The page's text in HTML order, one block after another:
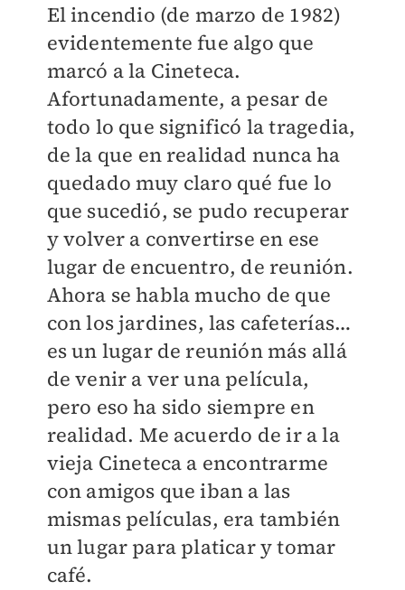
El incendio (de marzo de 1982)
evidentemente fue algo que
marcó a la Cineteca.
Afortunadamente, a pesar de
todo lo que significó la tragedia,
de la que en realidad nunca ha
quedado muy claro qué fue lo
que sucedió, se pudo recuperar
y volver a convertirse en ese
lugar de encuentro, de reunión.
Ahora se habla mucho de que
con los jardines, las cafeterías…
es un lugar de reunión más allá
de venir a ver una película,
pero eso ha sido siempre en
realidad. Me acuerdo de ir a la
vieja Cineteca a encontrarme
con amigos que iban a las
mismas películas, era también
un lugar para platicar y tomar
café.